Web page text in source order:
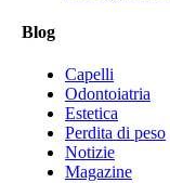
Blog
Capelli
Odontoiatria
Estetica
Perdita di peso
Notizie
Magazine